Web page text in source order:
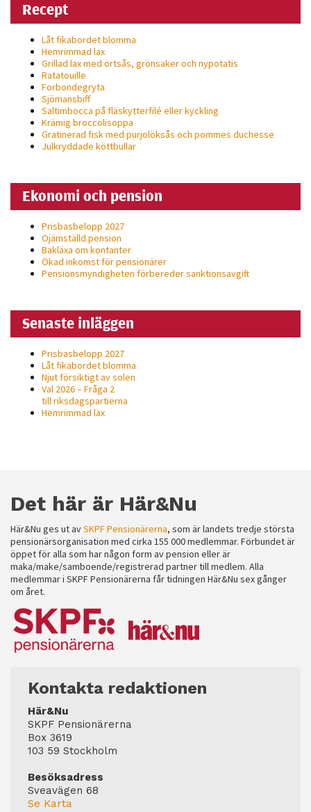
Recept
Låt fikabordet blomma
Hemrimmad lax
Grillad lax med örtsås, grönsaker och nypotatis
Ratatouille
Forbondegryta
Sjömansbiff
Saltimbocca på fläsk­ytterfilé eller kyckling
Krämig broccolisoppa
Gratinerad fisk med purjolöksås och pommes duchesse
Julkryddade köttbullar
Ekonomi och pension
Prisbasbelopp 2027
Ojämställd pension
Bakläxa om kontanter
Ökad inkomst för pensionärer
Pensionsmyndigheten förbereder sanktionsavgift
Senaste inläggen
Prisbasbelopp 2027
Låt fikabordet blomma
Njut försiktigt av solen
Val 2026 – Fråga 2
till riksdagspartierna
Hemrimmad lax
Det här är Här&Nu
Här&Nu ges ut avSKPF Pensionärerna, som är landets tredje största
pensionärsorganisation med cirka 155 000 medlemmar. Förbundet är
öppet för alla som har någon form av pension eller är
maka/make/samboende/registrerad partner till medlem. Alla
medlemmar i SKPF Pensionärerna får tidningen Här&Nu sex gånger
om året.
Kontakta redaktionen
Här&Nu
SKPF Pensionärerna
Box 3619
103 59 Stockholm
Besöksadress
Sveavägen 68
Se Karta